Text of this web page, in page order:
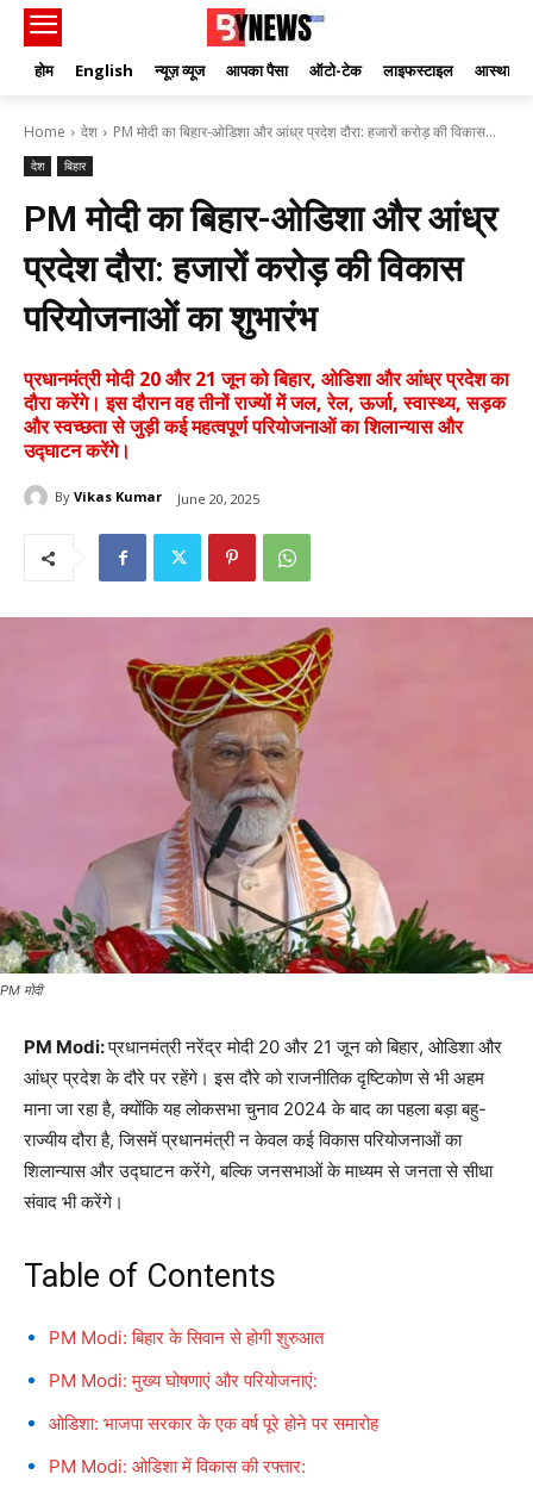
होम English न्यूज़ व्यूज आपका पैसा ऑटो-टेक लाइफस्टाइल आस्था
Home देश PM मोदी का बिहार-ओडिशा और आंध्र प्रदेश दौरा: हजारों करोड़ की विकास...
देश बिहार
PM मोदी का बिहार-ओडिशा और आंध्र
प्रदेश दौरा: हजारों करोड़ की विकास
परियोजनाओं का शुभारंभ
प्रधानमंत्री मोदी 20 और 21 जून को बिहार, ओडिशा और आंध्र प्रदेश का
दौरा करेंगे। इस दौरान वह तीनों राज्यों में जल, रेल, ऊर्जा, स्वास्थ्य, सड़क
और स्वच्छता से जुड़ी कई महत्वपूर्ण परियोजनाओं का शिलान्यास और
उद्घाटन करेंगे।
By Vikas Kumar June 20, 2025
PM मोदी
PM Modi:प्रधानमंत्री नरेंद्र मोदी 20 और 21 जून को बिहार, ओडिशा और
आंध्र प्रदेश के दौरे पर रहेंगे। इस दौरे को राजनीतिक दृष्टिकोण से भी अहम
माना जा रहा है, क्योंकि यह लोकसभा चुनाव 2024 के बाद का पहला बड़ा बहु-
राज्यीय दौरा है, जिसमें प्रधानमंत्री न केवल कई विकास परियोजनाओं का
शिलान्यास और उद्घाटन करेंगे, बल्कि जनसभाओं के माध्यम से जनता से सीधा
संवाद भी करेंगे।
Table of Contents
PM Modi: बिहार के सिवान से होगी शुरुआत
PM Modi: मुख्य घोषणाएं और परियोजनाएं:
ओडिशा: भाजपा सरकार के एक वर्ष पूरे होने पर समारोह
PM Modi: ओडिशा में विकास की रफ्तार: